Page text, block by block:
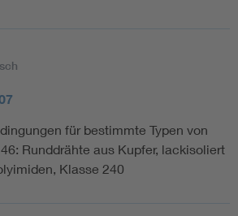
für bestimmte Typen von
Runddrähte aus Kupfer, lackisoliert
Klasse 240